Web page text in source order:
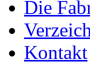
Die
Kontakt